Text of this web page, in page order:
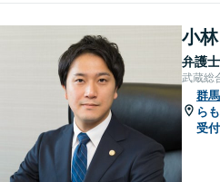
小
弁護士
武蔵総
群
ら
受